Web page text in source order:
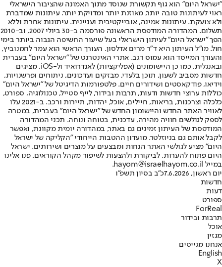
"ישראל היום" הוא גוף תקשורת שנוסד מתוך האמונה שהציבור הישראלי
ראוי לעיתונות טובה יותר, מאוזנת יותר ומדויקת יותר. עיתונות שמדברת
ולא צועקת. עיתונות אמינה, אובייקטיבית ועניינית. עיתונות אחרת וללא
תשלום. המהדורה המודפסת הראשונה פורסמה ב-30 ביולי 2007, וב-2010
הפך "ישראל היום" לעיתון הישראלי בעל שיעור החשיפה הגבוה ביותר בימי
חול. מו"ל העיתון היא ד"ר מרים אדלסון. העורך הראשי הוא עמר לחמנוביץ,
והעורך המייסד הוא עמוס רגב. אתרי האינטרנט של "ישראל היום" בעברית
ובאנגלית, כמו כן היישומונים (אפליקציות) לאנדרואיד ול-iOS, מציגים
חדשות מסביב לשעון, תוכן בלעדי, מבזקים ועדכונים, ניתוחים ופרשנויות,
וידיאו, פודקאסטים ושידורים חיים. פלטפורמות הדיגיטל של "ישראל היום"
כוללות ערוצי חדשות ודעות, תרבות ובידור, לייף סטייל, טכנולוגיה, ספורט,
כלכלה וצרכנות, בריאות, חיילים, אוכל, יהדות, תיירות ורכב. ב-2021 עלו
לאוויר האתר החדש והיישומון החדש של "ישראל היום" בעברית, במטרה
לספק לגולשים חוויה מהירה, עדכנית, בטוחה ונוחה. תכני המהדורה
המודפסת של העיתון זמינים גם באתר, במהדורה יומית מקוונת, ואפשר
לקבל אותם גם בניוזלטר. מועדון ההטבות הייחודי "הקליקה של ישראל
היום" מציע לגולשי האתר הנחות ומבצעים על מוצרים ושירותים. ישראל
היום פתוח להערות, לביקורת ולהצעות לשיפור מקהל הקוראים. פנו אלינו
במייל hayom@israelhayom.co.il.
יום ראשון, 7.6.2026
כ"ב בסיון תשפ"ו
חדשות
דעות
ספורט
ForReal
תרבות ובידור
אוכל
מגזין
אנחנו מגייסים
English
X